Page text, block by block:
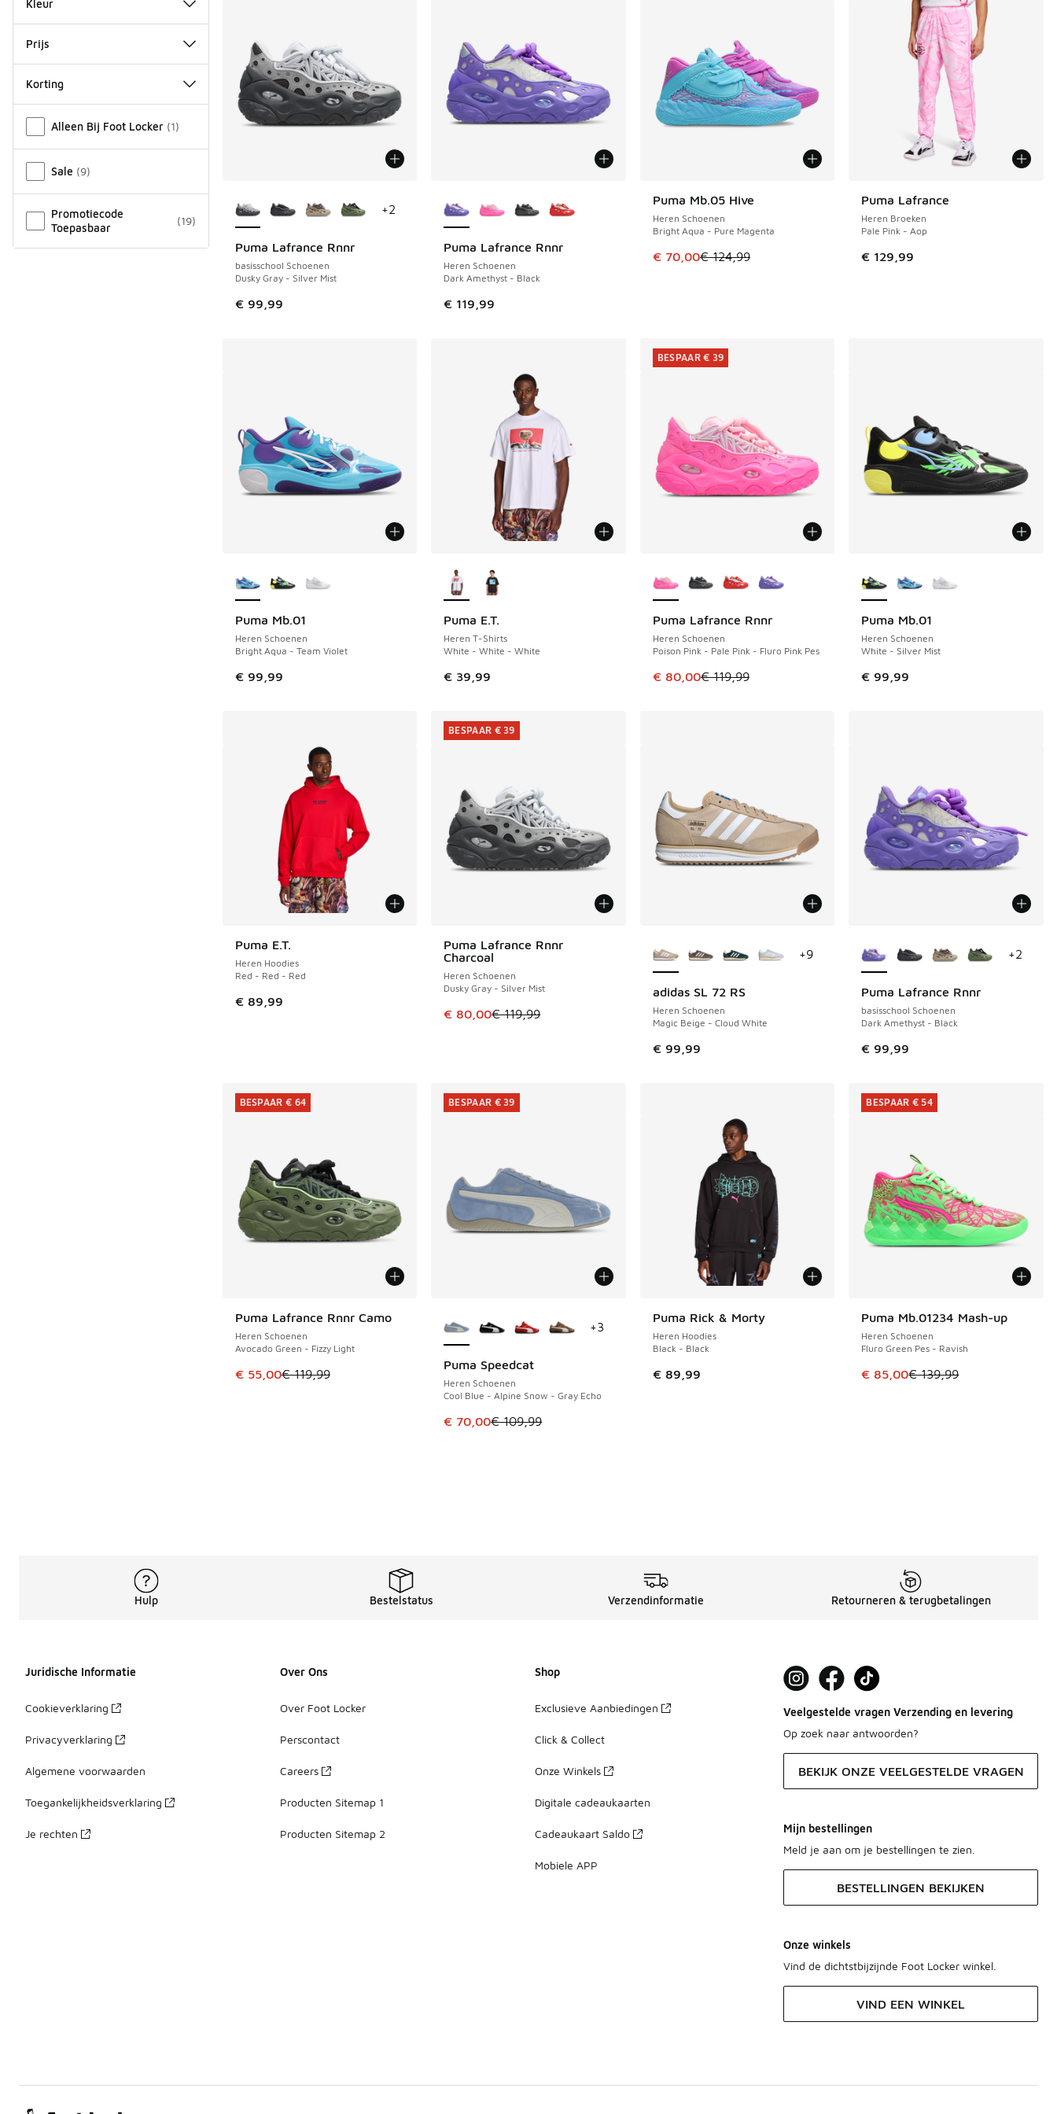
Kleur
Prijs
Korting
Alleen Bij Foot Locker (1)
Sale (9)
Promotiecode
Toepasbaar
(19)
Puma Lafrance Rnnr
basisschool Schoenen
Dusky Gray - Silver Mist
€ 99,99
+2
Puma Lafrance Rnnr
Heren Schoenen
Dark Amethyst - Black
€ 119,99
Puma Mb.05 Hive
Heren Schoenen
Bright Aqua - Pure Magenta
Dit artikel is in de uitverkoop. Dit artikel is in de aanbieding Prijs
€ 70,00€ 124,99
BESPAAR € 54 Puma Lafrance
Heren Broeken
Pale Pink - Aop
€ 129,99
Puma Mb.01
Heren Schoenen
Bright Aqua - Team Violet
€ 99,99
Puma E.T.
Heren T-Shirts
White - White - White
€ 39,99
Puma Lafrance Rnnr
Heren Schoenen
Poison Pink - Pale Pink - Fluro Pink Pes
Dit artikel is in de uitverkoop. Dit artikel is in de aanbieding Prijs
€ 80,00€ 119,99
BESPAAR € 39
BESPAAR € 39
Puma Mb.01
Heren Schoenen
White - Silver Mist
€ 99,99
Puma E.T.
Heren Hoodies
Red - Red - Red
€ 89,99
Puma Lafrance Rnnr
Charcoal
Heren Schoenen
Dusky Gray - Silver Mist
Dit artikel is in de uitverkoop. Dit artikel is in de aanbieding Prijs verlaagd van € 119,99 naar € 80,00
€ 80,00€ 119,99
BESPAAR € 39
BESPAAR € 39
adidas SL 72 RS
Heren Schoenen
Magic Beige - Cloud White
€ 99,99
+9
Puma Lafrance Rnnr
basisschool Schoenen
Dark Amethyst - Black
€ 99,99
+2
Puma Lafrance Rnnr Camo
Heren Schoenen
Avocado Green - Fizzy Light
Dit artikel is in de uitverkoop. Dit artikel is in de aanbieding Prijs verlaagd van € 119,99 naar € 55,00
€ 55,00€ 119,99
BESPAAR € 64
BESPAAR € 64
Puma Speedcat
Heren Schoenen
Cool Blue - Alpine Snow - Gray Echo
Dit artikel is in de uitverkoop. Dit artikel is in de aanbieding Prijs verlaagd van € 109,99 naar € 70,00
€ 70,00€ 109,99
BESPAAR € 39
+3
BESPAAR € 39
Puma Rick & Morty
Heren Hoodies
Black - Black
€ 89,99
Puma Mb.01234 Mash-up
Heren Schoenen
Fluro Green Pes - Ravish
Dit artikel is in de uitverkoop. Dit
€ 85,00€ 139,99
BESPAAR € 54
BESPAAR € 54
Hulp Bestelstatus Verzendinformatie Retourneren & terugbetalingen
Juridische Informatie
Cookieverklaring
Privacyverklaring
Algemene voorwaarden
Toegankelijkheidsverklaring
Je rechten
Over Ons
Over Foot Locker
Perscontact
Careers
Producten Sitemap 1
Producten Sitemap 2
Shop
Exclusieve Aanbiedingen
Click & Collect
Onze Winkels
Digitale cadeaukaarten
Cadeaukaart Saldo
Mobiele APP
Veelgestelde vragen Verzending en levering
Op zoek naar antwoorden?
BEKIJK ONZE VEELGESTELDE VRAGEN
Mijn bestellingen
Meld je aan om je bestellingen te zien.
BESTELLINGEN BEKIJKEN
Onze winkels
Vind de dichtstbijzijnde Foot Locker winkel.
VIND EEN WINKEL